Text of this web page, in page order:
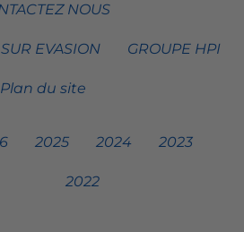
NOUS
EVASION GROUPE HPI
Plan du site
2025 2024 2023
2022